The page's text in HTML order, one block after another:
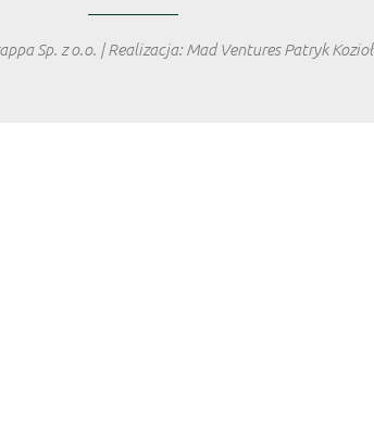
Sp. z o.o. | Realizacja: Mad Ventures Patryk Kozioł